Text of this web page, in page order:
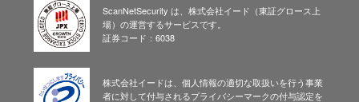
ScanNetSecurity は、株式会社イード（東証グロース上
場）の運営するサービスです。
証券コード：6038
株式会社イードは、個人情報の適切な取扱いを行う事業
者に対して付与されるプライバシーマークの付与認定を